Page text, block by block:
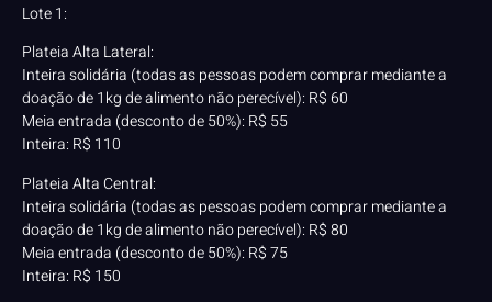
Lote 1:
Plateia Alta Lateral:
Inteira solidária (todas as pessoas podem comprar mediante a
doação de 1kg de alimento não perecível): R$ 60
Meia entrada (desconto de 50%): R$ 55
Inteira: R$ 110
Plateia Alta Central:
Inteira solidária (todas as pessoas podem comprar mediante a
doação de 1kg de alimento não perecível): R$ 80
Meia entrada (desconto de 50%): R$ 75
Inteira: R$ 150